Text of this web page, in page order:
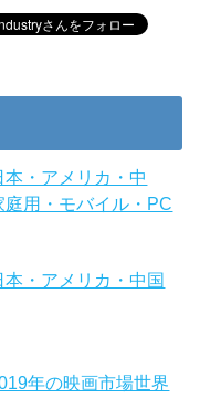
本・アメリカ・中
用・モバイル・PC
本・アメリカ・中国
年の映画市場世界